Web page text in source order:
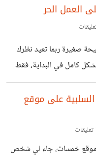
خدماته عليه،
على خمسات. هل
العمل الحر
صغيرة ربما تعيد نظرك
كامل في البداية، فقط
هذا اقل ما أستطيع أن
كصانع محتوى او
وإنشاء الله من أعلى
على موقع
موقع خمسات، جاء لي شخص